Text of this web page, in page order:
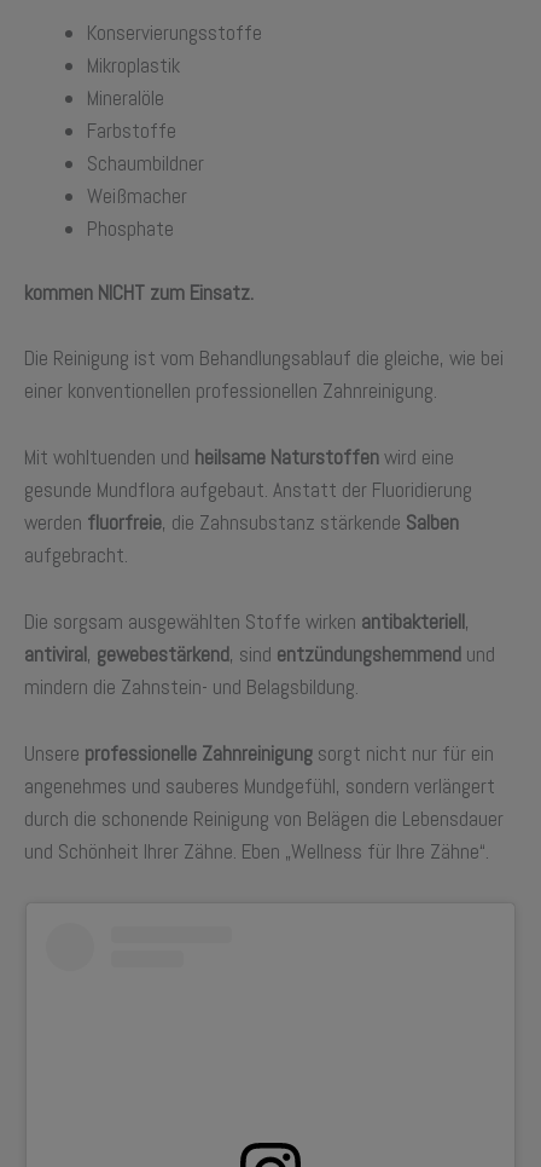
Konservierungsstoffe
Mikroplastik
Mineralöle
Farbstoffe
Schaumbildner
Weißmacher
Phosphate
kommen NICHT zum Einsatz.
Die Reinigung ist vom Behandlungsablauf die gleiche, wie bei
einer konventionellen professionellen Zahnreinigung.
Mit wohltuenden und heilsame Naturstoffenwird eine
gesunde Mundflora aufgebaut. Anstatt der Fluoridierung
werden fluorfreie, die Zahnsubstanz stärkende Salben
aufgebracht.
Die sorgsam ausgewählten Stoffe wirken antibakteriell,
antiviral, gewebestärkend, sind entzündungshemmend und
mindern die Zahnstein- und Belagsbildung.
Unsere professionelle Zahnreinigung sorgt nicht nur für ein
angenehmes und sauberes Mundgefühl, sondern verlängert
durch die schonende Reinigung von Belägen die Lebensdauer
und Schönheit Ihrer Zähne. Eben „Wellness für Ihre Zähne“.